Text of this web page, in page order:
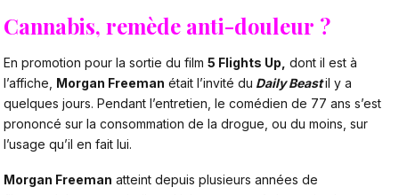
Cannabis, remède anti-douleur ?
En promotion pour la sortie du film 5 Flights Up, dont il est à
l’affiche, Morgan Freeman était l’invité du Daily Beastil y a
quelques jours. Pendant l’entretien, le comédien de 77 ans s’est
prononcé sur la consommation de la drogue, ou du moins, sur
l’usage qu’il en fait lui.
Morgan Freeman atteint depuis plusieurs années de